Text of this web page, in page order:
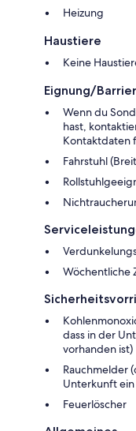
Heizung
Haustiere
Keine
Eignung/
Wenn du
hast,
Kontaktdaten
Fahrstuhl
Wöchentliche
dass in der
vorhanden ist)
Rauchmelder
Unterkunft
Feuerlöscher